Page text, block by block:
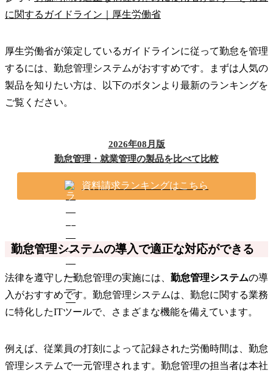
に関するガイドライン｜厚生労働省
厚生労働省が策定しているガイドラインに従って勤怠を管理
するには、勤怠管理システムがおすすめです。まずは人気の
製品を知りたい方は、以下のボタンより最新のランキングを
ご覧ください。
2026年08月版
勤怠管理・就業管理の製品を比べて比較
資料請求ランキングはこちら
勤怠管理システムの導入で適正な対応ができる
法律を遵守した勤怠管理の実施には、 勤怠管理システムの導
入がおすすめです。勤怠管理システムは、勤怠に関する業務
に特化したITツールで、さまざまな機能を備えています。
例えば、従業員の打刻によって記録された労働時間は、勤怠
管理システムで一元管理されます。勤怠管理の担当者は本社